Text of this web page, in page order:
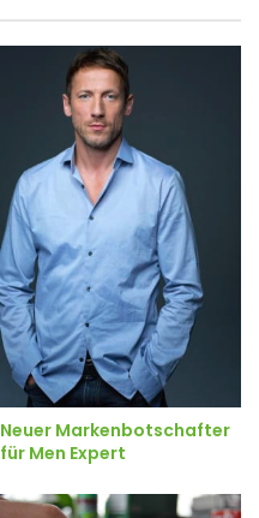
Neuer Markenbotschafter
für Men Expert